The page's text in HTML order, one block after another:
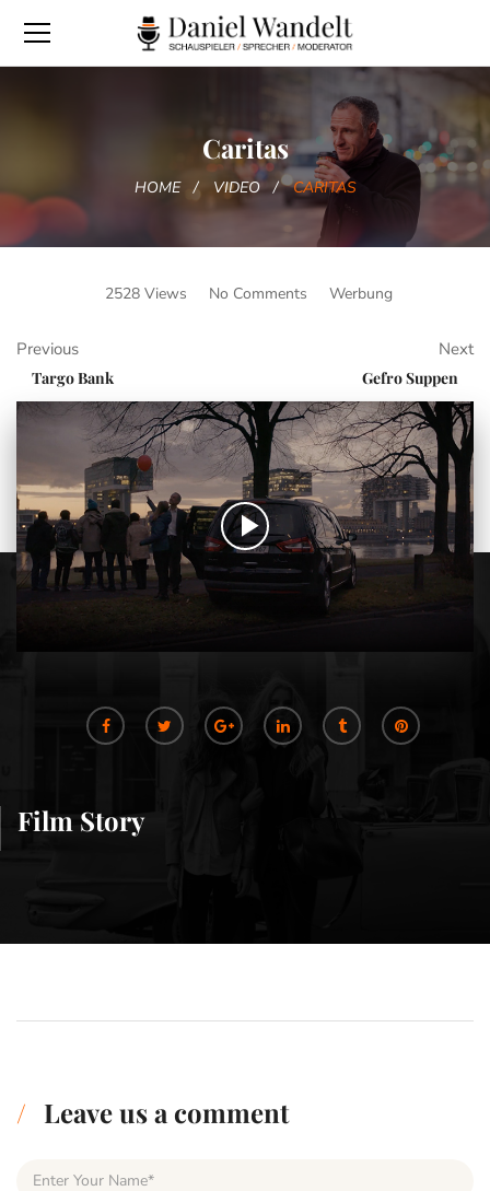
Caritas
HOME VIDEO CARITAS
2528 Views No Comments Werbung
Previous
Targo Bank
Next
Gefro Suppen
Film Story
Leave us a comment